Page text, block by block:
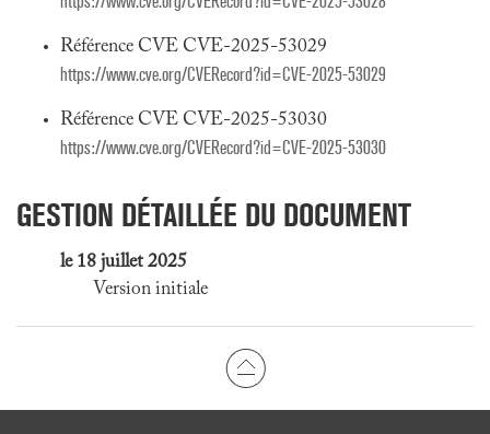
Référence CVE CVE-2025-53029
https://www.cve.org/CVERecord?id=CVE-2025-53029
Référence CVE CVE-2025-53030
https://www.cve.org/CVERecord?id=CVE-2025-53030
GESTION DÉTAILLÉE DU DOCUMENT
le 18 juillet 2025
Version initiale